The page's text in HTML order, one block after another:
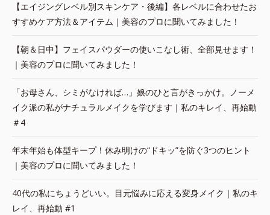
【エイジングレベル別スキンケア・後編】各レベルに合わせたお
すすめケア方法＆アイテム｜美容のプロに聞いてみました！
【朝＆日中】フェイスパウダーの使いこなし術、全部見せます！
｜美容のプロに聞いてみました！
「お母さん、シミがなければ…」娘のひと言がきっかけ。ノーメ
イク派の私がナチュラルメイクを学びます｜私のキレイ、再始動
＃4
年末年始も体型キープ！休み明けの“ドキッ”を防ぐ3つのヒント
｜美容のプロに聞いてみました！
40代の私にちょうどいい。目元悩みに応える変身メイク｜私のキ
レイ、再始動 #1